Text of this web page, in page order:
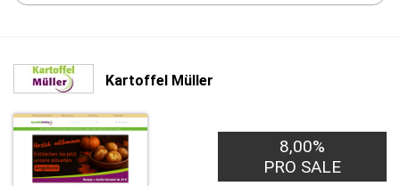
Kartoffel Müller
8,00%
PRO SALE